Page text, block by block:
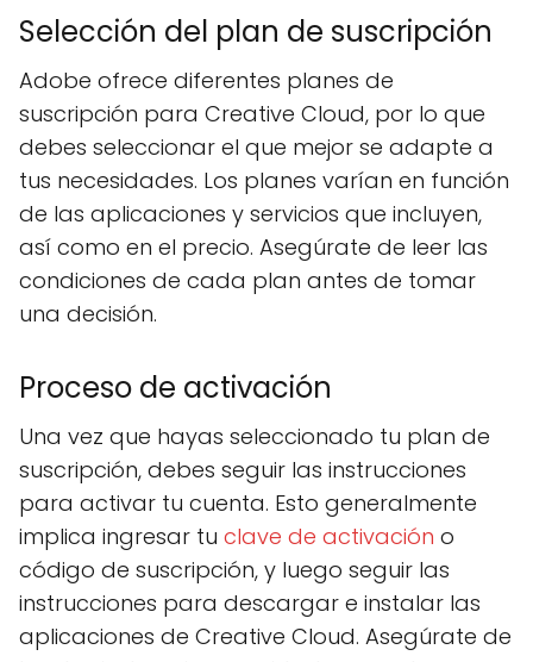
Selección del plan de suscripción
Adobe ofrece diferentes planes de
suscripción para Creative Cloud, por lo que
debes seleccionar el que mejor se adapte a
tus necesidades. Los planes varían en función
de las aplicaciones y servicios que incluyen,
así como en el precio. Asegúrate de leer las
condiciones de cada plan antes de tomar
una decisión.
Proceso de activación
Una vez que hayas seleccionado tu plan de
suscripción, debes seguir las instrucciones
para activar tu cuenta. Esto generalmente
implica ingresar tu clave de activación o
código de suscripción, y luego seguir las
instrucciones para descargar e instalar las
aplicaciones de Creative Cloud. Asegúrate de